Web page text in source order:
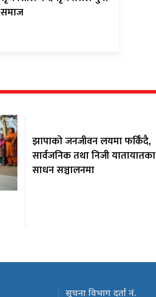
समाज
झापाको जनजीवन लयमा फर्किँदै,
सार्वजनिक तथा निजी यातायातका
साधन सञ्चालनमा
सूचना विभाग दर्ता नं.